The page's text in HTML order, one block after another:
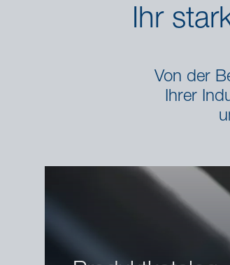
Ihr
Von der
Ihrer